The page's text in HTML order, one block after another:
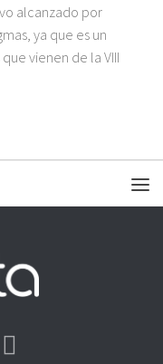
alcanzado por
ya que es un
vienen de la VIII